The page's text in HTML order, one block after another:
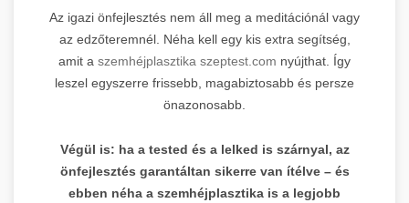
Az igazi önfejlesztés nem áll meg a meditációnál vagy
az edzőteremnél. Néha kell egy kis extra segítség,
amit a szemhéjplasztika szeptest.com nyújthat. Így
leszel egyszerre frissebb, magabiztosabb és persze
önazonosabb.
Végül is: ha a tested és a lelked is szárnyal, az
önfejlesztés garantáltan sikerre van ítélve – és
ebben néha a szemhéjplasztika is a legjobb